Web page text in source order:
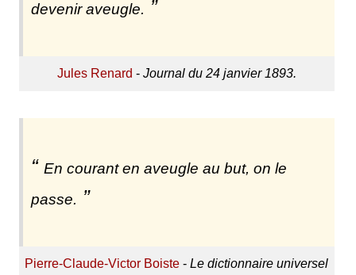
devenir aveugle.
Jules Renard - Journal du 24 janvier 1893.
En courant en aveugle au but, on le
passe.
Pierre-Claude-Victor Boiste -Le dictionnaire universel